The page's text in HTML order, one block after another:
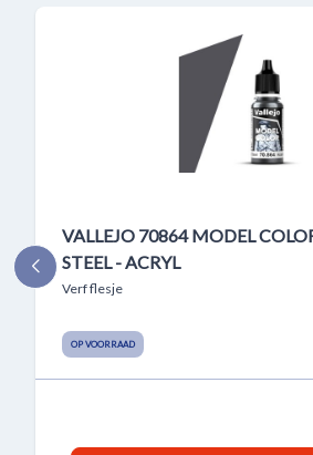
VALLEJO 70864 MODEL
STEEL - ACRYL
Verf flesje
OP VOORRAAD